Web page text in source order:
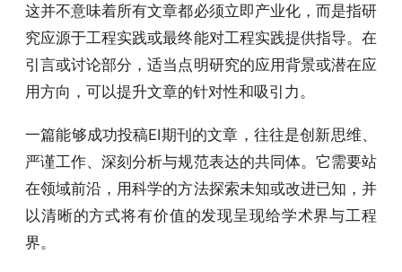
这并不意味着所有文章都必须立即产业化，而是指研
究应源于工程实践或最终能对工程实践提供指导。在
引言或讨论部分，适当点明研究的应用背景或潜在应
用方向，可以提升文章的针对性和吸引力。
一篇能够成功投稿EI期刊的文章，往往是创新思维、
严谨工作、深刻分析与规范表达的共同体。它需要站
在领域前沿，用科学的方法探索未知或改进已知，并
以清晰的方式将有价值的发现呈现给学术界与工程
界。